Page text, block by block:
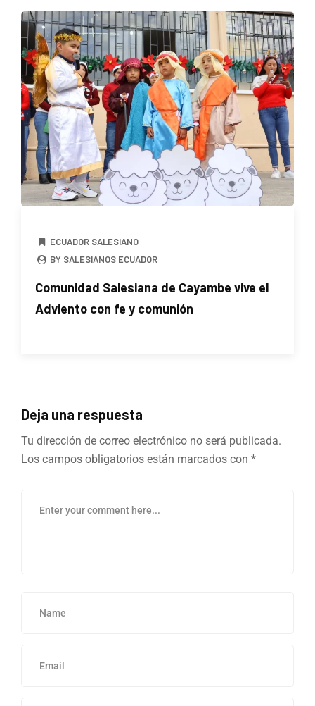
ECUADOR SALESIANO
BY SALESIANOS ECUADOR
Comunidad Salesiana de Cayambe vive el
Adviento con fe y comunión
Deja una respuesta
Tu dirección de correo electrónico no será publicada.
Los campos obligatorios están marcados con *